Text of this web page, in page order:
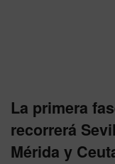
La primera
recorrerá
Mérida y